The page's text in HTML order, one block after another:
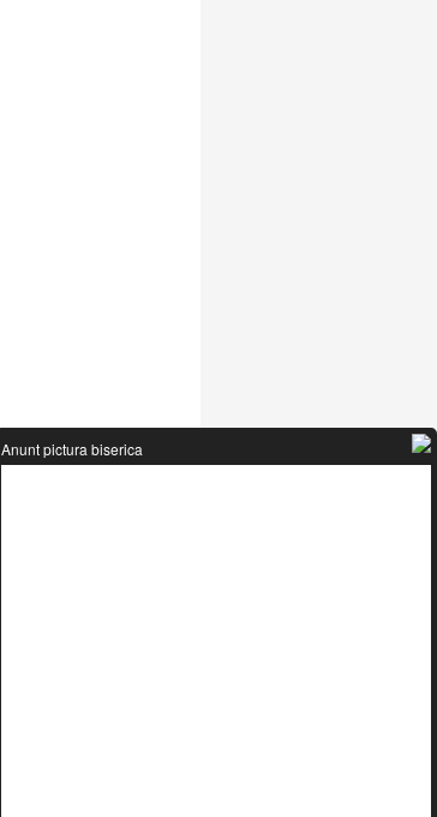
Anunt pictura biserica